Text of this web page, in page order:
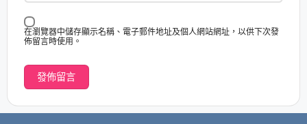
在瀏覽器中儲存顯示名稱、電子郵件地址及個人網站網址，以供下次發
佈留言時使用。